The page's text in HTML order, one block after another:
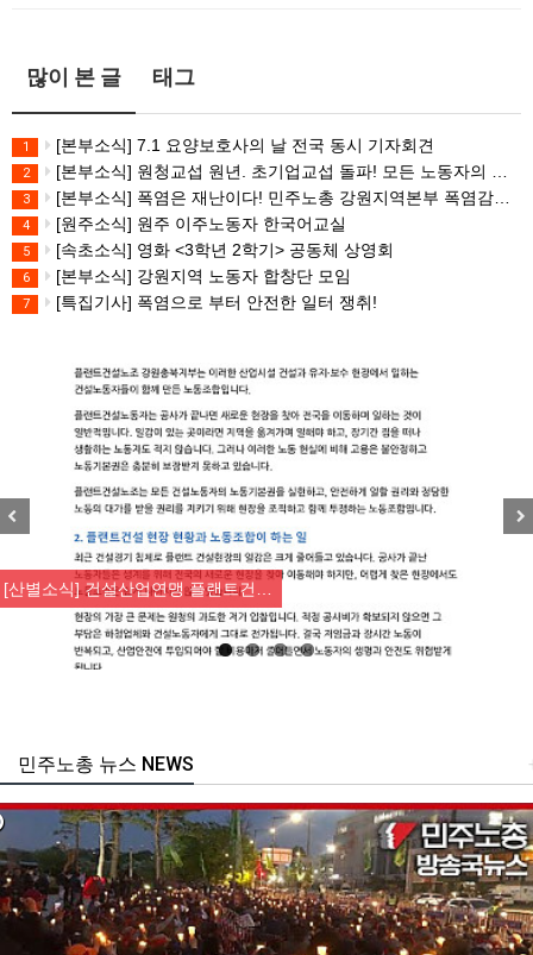
많이 본 글 태그
1 [본부소식] 7.1 요양보호사의 날 전국 동시 기자회견
2 [본부소식] 원청교섭 원년. 초기업교섭 돌파! 모든 노동자의 노동기본권 쟁취! 민주노총 7.15 총파업대회
3 [본부소식] 폭염은 재난이다! 민주노총 강원지역본부 폭염감시단 선포 기자회견
4 [원주소식] 원주 이주노동자 한국어교실
5 [속초소식] 영화 <3학년 2학기> 공동체 상영회
6 [본부소식] 강원지역 노동자 합창단 모임
7 [특집기사] 폭염으로 부터 안전한 일터 쟁취!
[산별소식] 건설산업연맹 플랜트건…
주노총 뉴스 NEWS